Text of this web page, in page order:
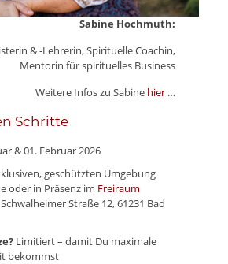
Sabine Hochmuth:
& -Lehrerin, Spirituelle Coachin,
Mentorin für spirituelles Business
Weitere Infos zu Sabine hier …
Schritte
& 01. Februar 2026
geschützten Umgebung
oder in Präsenz im Freiraum
Straße 12, 61231 Bad
Limitiert – damit Du maximale
bekommst